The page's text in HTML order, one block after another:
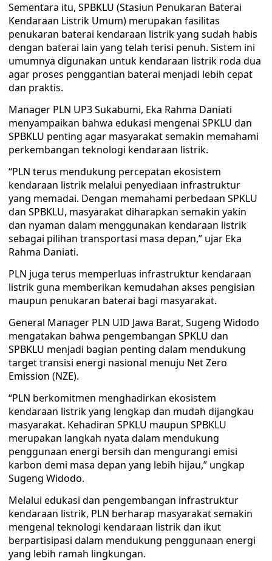
Sementara itu, SPBKLU (Stasiun Penukaran Baterai
Kendaraan Listrik Umum) merupakan fasilitas
penukaran baterai kendaraan listrik yang sudah habis
dengan baterai lain yang telah terisi penuh. Sistem ini
umumnya digunakan untuk kendaraan listrik roda dua
agar proses penggantian baterai menjadi lebih cepat
dan praktis.
Manager PLN UP3 Sukabumi, Eka Rahma Daniati
menyampaikan bahwa edukasi mengenai SPKLU dan
SPBKLU penting agar masyarakat semakin memahami
perkembangan teknologi kendaraan listrik.
“PLN terus mendukung percepatan ekosistem
kendaraan listrik melalui penyediaan infrastruktur
yang memadai. Dengan memahami perbedaan SPKLU
dan SPBKLU, masyarakat diharapkan semakin yakin
dan nyaman dalam menggunakan kendaraan listrik
sebagai pilihan transportasi masa depan,” ujar Eka
Rahma Daniati.
PLN juga terus memperluas infrastruktur kendaraan
listrik guna memberikan kemudahan akses pengisian
maupun penukaran baterai bagi masyarakat.
General Manager PLN UID Jawa Barat, Sugeng Widodo
mengatakan bahwa pengembangan SPKLU dan
SPBKLU menjadi bagian penting dalam mendukung
target transisi energi nasional menuju Net Zero
Emission (NZE).
“PLN berkomitmen menghadirkan ekosistem
kendaraan listrik yang lengkap dan mudah dijangkau
masyarakat. Kehadiran SPKLU maupun SPBKLU
merupakan langkah nyata dalam mendukung
penggunaan energi bersih dan mengurangi emisi
karbon demi masa depan yang lebih hijau,” ungkap
Sugeng Widodo.
Melalui edukasi dan pengembangan infrastruktur
kendaraan listrik, PLN berharap masyarakat semakin
mengenal teknologi kendaraan listrik dan ikut
berpartisipasi dalam mendukung penggunaan energi
yang lebih ramah lingkungan.